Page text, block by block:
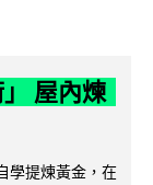
屋內煉
學提煉黃金，在